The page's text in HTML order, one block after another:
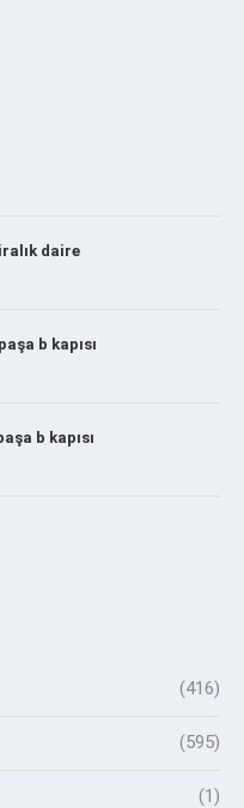
daire
b kapısı
b kapısı
(416)
(595)
(1)